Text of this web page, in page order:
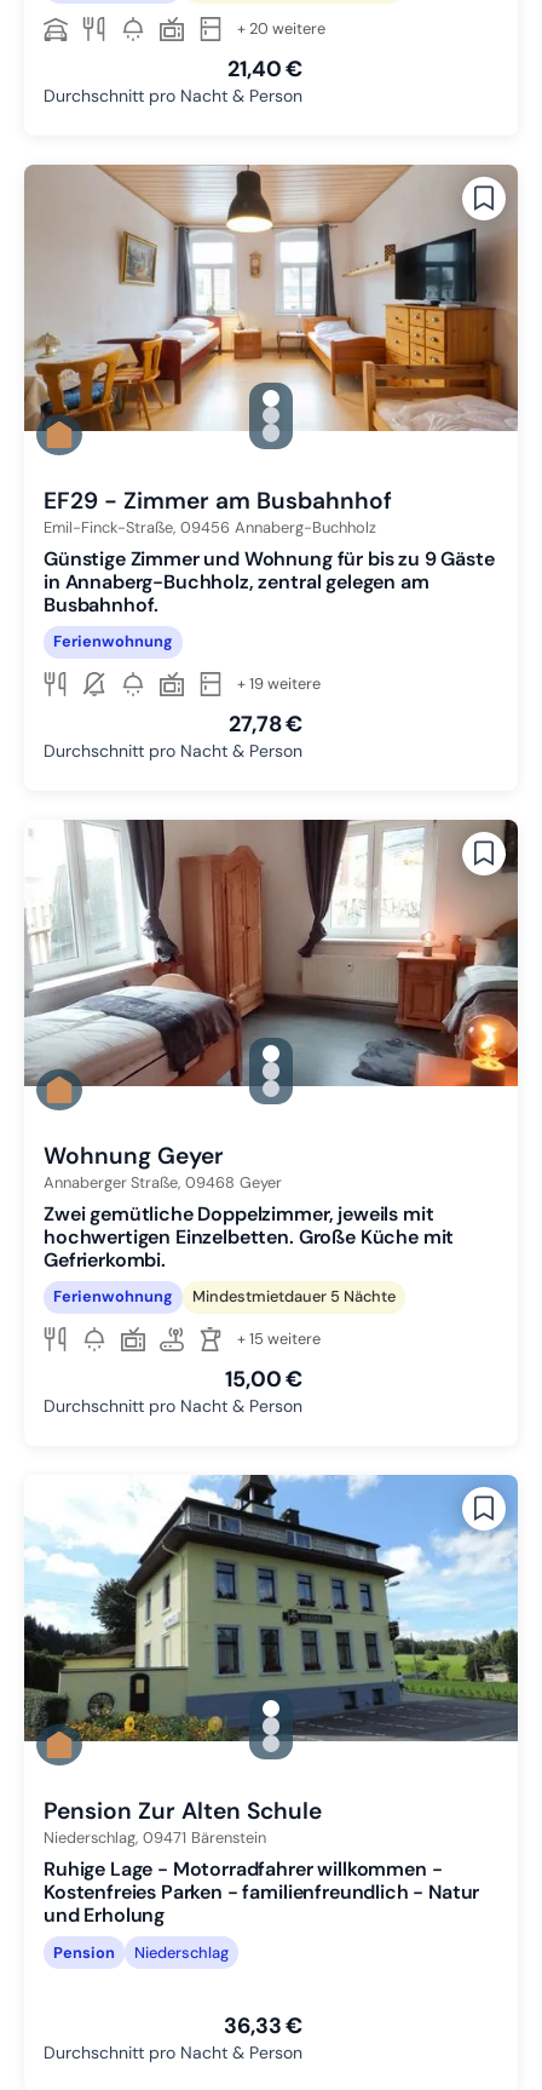
+ 20 weitere
21,40 €
Durchschnitt pro Nacht & Person
gallery.slide_selector
Zu Slide 1 wechseln
Zu Slide 2 wechseln
Zu Slide 3 wechseln
EF29 - Zimmer am Busbahnhof
Emil-Finck-Straße, 09456 Annaberg-Buchholz
Günstige Zimmer und Wohnung für bis zu 9 Gäste
in Annaberg-Buchholz, zentral gelegen am
Busbahnhof.
Ferienwohnung
+ 19 weitere
27,78 €
Durchschnitt pro Nacht & Person
gallery.slide_selector
Zu Slide 1 wechseln
Zu Slide 2 wechseln
Zu Slide 3 wechseln
Wohnung Geyer
Annaberger Straße, 09468 Geyer
Zwei gemütliche Doppelzimmer, jeweils mit
hochwertigen Einzelbetten. Große Küche mit
Gefrierkombi.
Ferienwohnung Mindestmietdauer 5 Nächte
+ 15 weitere
15,00 €
Durchschnitt pro Nacht & Person
gallery.slide_selector
Zu Slide 1 wechseln
Zu Slide 2 wechseln
Zu Slide 3 wechseln
Pension Zur Alten Schule
Niederschlag, 09471 Bärenstein
Ruhige Lage - Motorradfahrer willkommen -
Kostenfreies Parken - familienfreundlich - Natur
und Erholung
Pension Niederschlag
36,33 €
Durchschnitt pro Nacht & Person